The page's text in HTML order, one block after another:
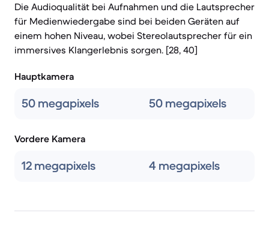
Die Audioqualität bei Aufnahmen und die Lautsprecher
für Medienwiedergabe sind bei beiden Geräten auf
einem hohen Niveau, wobei Stereolautsprecher für ein
immersives Klangerlebnis sorgen. [28, 40]
Hauptkamera
50 megapixels 50 megapixels
Vordere Kamera
12 megapixels 4 megapixels